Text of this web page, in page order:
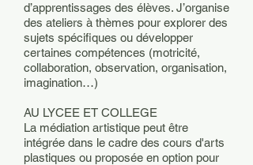
d’apprentissages des élèves. J’organise
des ateliers à thèmes pour explorer des
sujets spécifiques ou développer
certaines compétences (motricité,
collaboration, observation, organisation,
imagination…)
AU LYCEE ET COLLEGE
La médiation artistique peut être
intégrée dans le cadre des cours d'arts
plastiques ou proposée en option pour